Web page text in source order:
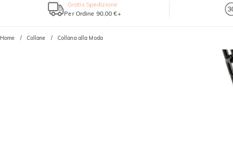
Gratis Spedizione
Per Ordine 90,00 €+
Home Collane Collana alla Moda